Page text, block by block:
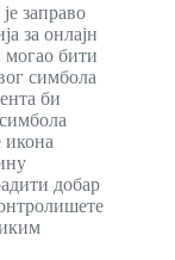
заправо
за онлајн
бити
симбола
би
икона
добар